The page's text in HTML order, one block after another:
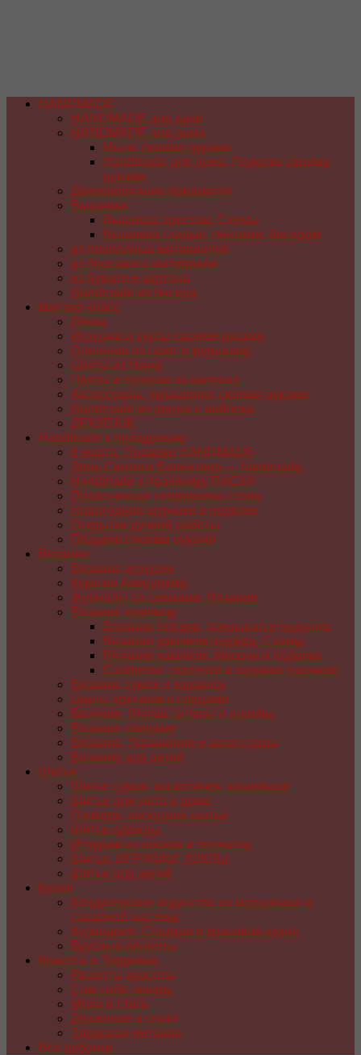
HANDMADE
HANDMADE для дачи
HANDMADE для дома
Мыло своими руками
Handmade для дома. Поделки своими
руками
Декорирование предметов
Вышивка
Вышивка крестом. Схемы
Вышивка гладью, лентами, бисером
из природных материалов
из бросового материала
из бумаги и картона
Handmade из бисера
Мастер-класс
Лепка
Игрушки и куклы своими руками
Плетение из газет и журналов
Цветы из ткани
Цветы и поделки из капрона
Аксессуары, украшения своими руками
Handmade из фетра и войлока
ДЕКУПАЖ
Handmade к праздникам
8 марта. Подарки HANDMADE
День Святого Валентина — handmade
Handmade к празднику ПАСХA
Праздничная сервировка стола
Новогодние игрушки и поделки
Открытки ручной работы
Подарки своими руками
Вязание
Вязание игрушек
Куколки Амигуруми
Журналы со схемами. Вязание
Вязание крючком
Вязание пледов, покрывал и подушек
Вязаная крючком одежда. Схемы
Вязание крючком. Мелочи и поделки
Салфетки, скатерти и коврики крючком
Вязание сумок и корзинок
Цветы крючком и спицами
Вязание. Шапки, шляпы и шарфы
Вязание спицами
Вязание. Украшения и аксессуары
Вязание для детей
Шитье
Шитье сумок, косметичек, кошельков
Шитье для уюта в доме
Пэчворк, лоскутное шитье
Шитье одежды
Игрушки из носков и перчаток
Шитье. ИГРУШКИ, КУКЛЫ
Шитье для детей
Кухня
Кондитерское искусство из марципана и
сахарной мастики
Кулинария. Сладкая и красивая кухня
Вкусные рецепты
Красота и Здоровье
Рецепты красоты
Сам себе лекарь
Мода и стиль
Движение и спорт
Здоровое питание
Все рубрики